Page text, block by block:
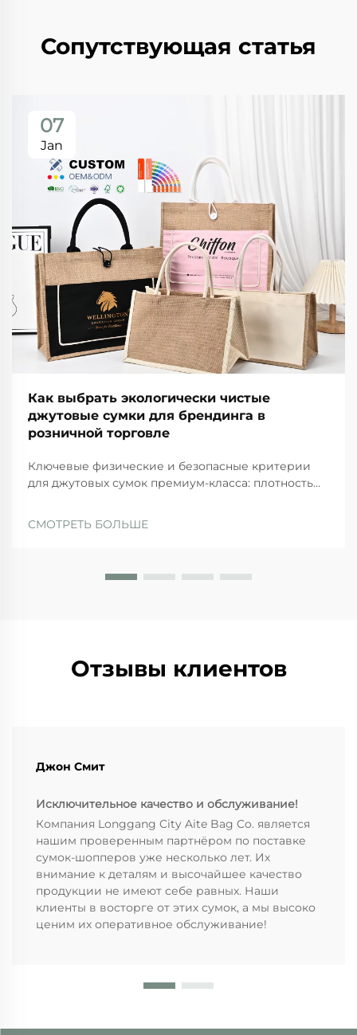
Сопутствующая статья
07
Jan
Как выбрать экологически чистые
джутовые сумки для брендинга в
розничной торговле
Ключевые физические и безопасные критерии
для джутовых сумок премиум-класса: плотность
определённые физические стандарты, которым
использовании. Т...
СМОТРЕТЬ БОЛЬШЕ
Отзывы клиентов
Джон Смит
Исключительное качество и обслуживание!
Компания Longgang City Aite Bag Co. является
нашим проверенным партнёром по поставке
сумок-шопперов уже несколько лет. Их
внимание к деталям и высочайшее качество
продукции не имеют себе равных. Наши
клиенты в восторге от этих сумок, а мы высоко
ценим их оперативное обслуживание!